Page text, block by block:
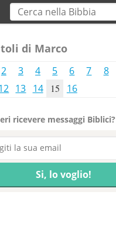
di Marco
2 3 4 5 6 7 8
13 14 15 16
ricevere messaggi Biblici?